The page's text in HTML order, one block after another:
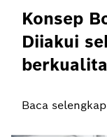
Konsep
Diiakui
Baca